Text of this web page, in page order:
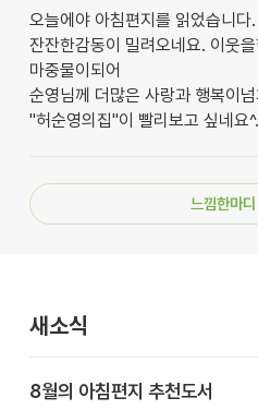
오늘에야 아침편지를 읽었습니다.
잔잔한감동이 밀려오네요. 이웃을
마중물이되어
순영님께 더많은 사랑과 행복이
"허순영의집"이 빨리보고 싶네요
느낌한마디
새소식
8월의 아침편지 추천도서